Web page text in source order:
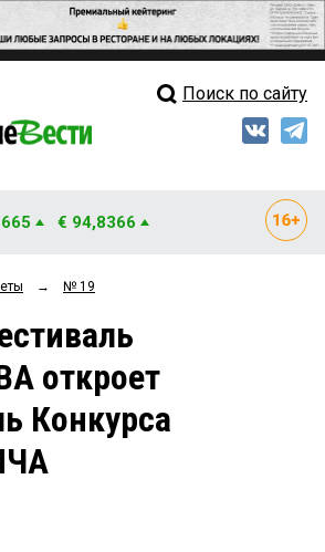
Свежий выпуск
Рейтинги
Блоги
Архив
Поиск по сайту
€ 94,8366
→ № 19
откроет
Конкурса